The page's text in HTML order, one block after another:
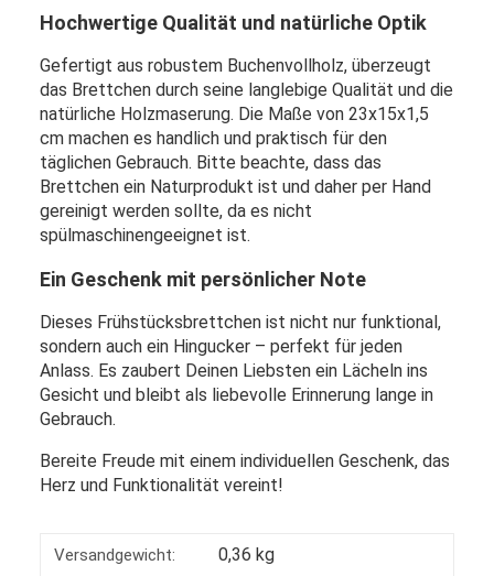
Hochwertige Qualität und natürliche Optik
Gefertigt aus robustem Buchenvollholz, überzeugt
das Brettchen durch seine langlebige Qualität und die
natürliche Holzmaserung. Die Maße von 23x15x1,5
cm machen es handlich und praktisch für den
täglichen Gebrauch. Bitte beachte, dass das
Brettchen ein Naturprodukt ist und daher per Hand
gereinigt werden sollte, da es nicht
spülmaschinengeeignet ist.
Ein Geschenk mit persönlicher Note
Dieses Frühstücksbrettchen ist nicht nur funktional,
sondern auch ein Hingucker – perfekt für jeden
Anlass. Es zaubert Deinen Liebsten ein Lächeln ins
Gesicht und bleibt als liebevolle Erinnerung lange in
Gebrauch.
Bereite Freude mit einem individuellen Geschenk, das
Herz und Funktionalität vereint!
Versandgewicht: 0,36 kg